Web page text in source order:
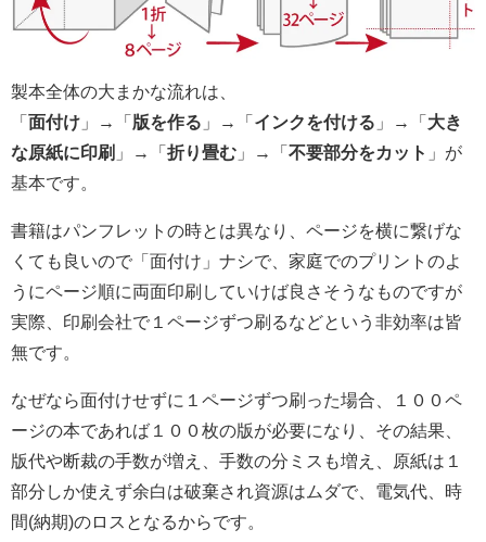
製本全体の大まかな流れは、
「 面付け 」→「 版を作る 」→「 インクを付ける 」→「 大き
な原紙に印刷 」→「 折り畳む 」→「 不要部分をカット 」が
基本です。
書籍はパンフレットの時とは異なり、ページを横に繋げな
くても良いので「面付け」ナシで、家庭でのプリントのよ
うにページ順に両面印刷していけば良さそうなものですが
実際、印刷会社で１ページずつ刷るなどという非効率は皆
無です。
なぜなら面付けせずに１ページずつ刷った場合、１００ペ
ージの本であれば１００枚の版が必要になり、その結果、
版代や断裁の手数が増え、手数の分ミスも増え、原紙は１
部分しか使えず余白は破棄され資源はムダで、電気代、時
間(納期)のロスとなるからです。